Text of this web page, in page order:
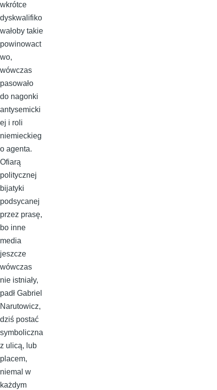
wkrótce
dyskwalifiko
wałoby takie
powinowact
wo,
wówczas
pasowało
do nagonki
antysemicki
ej i roli
niemieckieg
o agenta.
Ofiarą
politycznej
bijatyki
podsycanej
przez prasę,
bo inne
media
jeszcze
wówczas
nie istniały,
padł Gabriel
Narutowicz,
dziś postać
symboliczna
z ulicą, lub
placem,
niemal w
każdym